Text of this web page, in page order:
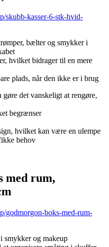
skubb-kasser-6-stk-hvid-
bælter og smykker i
hvilket bidrager til en mere
plads, når den ikke er i brug
det vanskeligt at rengøre,
begrænser
hvilket kan være en ulempe
behov
med rum,
godmorgon-boks-med-rum-
smykker og makeup